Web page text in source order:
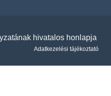
hivatalos honlapja
Adatkezelési tájékoztató